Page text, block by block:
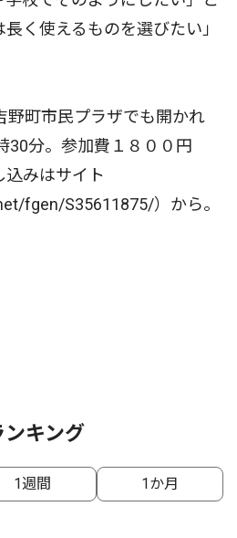
く使えるものを選びたい」
町市民プラザでも開かれ
30分。参加費１８００円
込みはサイト
fgen/S35611875/）から。
キング
1週間 1か月